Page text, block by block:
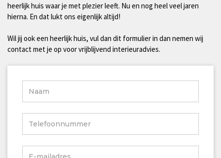
heerlijk huis waar je met plezier leeft. Nu en nog heel veel jaren
hierna. En dat lukt ons eigenlijk altijd!
Wil jij ook een heerlijk huis, vul dan dit formulier in dan nemen wij
contact met je op voor vrijblijvend interieuradvies.